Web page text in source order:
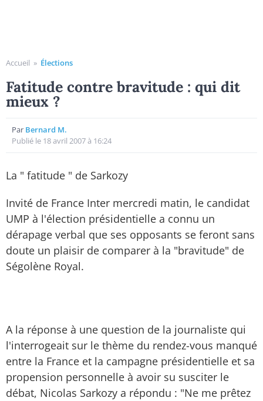
Accueil » Élections
Fatitude contre bravitude : qui dit
mieux ?
Par Bernard M.
Publié le 18 avril 2007 à 16:24
La " fatitude " de Sarkozy
Invité de France Inter mercredi matin, le candidat
UMP à l'élection présidentielle a connu un
dérapage verbal que ses opposants se feront sans
doute un plaisir de comparer à la "bravitude" de
Ségolène Royal.
A la réponse à une question de la journaliste qui
l'interrogeait sur le thème du rendez-vous manqué
entre la France et la campagne présidentielle et sa
propension personnelle à avoir su susciter le
débat, Nicolas Sarkozy a répondu : "Ne me prêtez